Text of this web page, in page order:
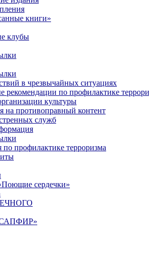
книги»
клубы
в чрезвычайных ситуациях
рекомендации по профилактике
культуры
на противоправный контент
служб
профилактике терроризма
сердечки»